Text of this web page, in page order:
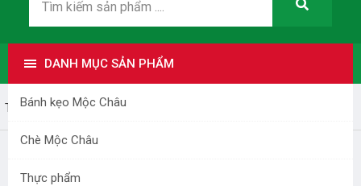
DANH MỤC SẢN PHẨM
Bánh kẹo Mộc Châu
Chè Mộc Châu
Thực phẩm
Trang nhất Rau quả